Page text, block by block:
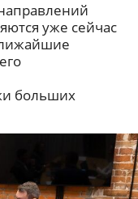
уже сейчас
больших